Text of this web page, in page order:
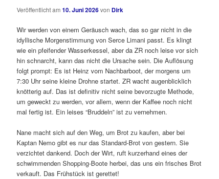
Veröffentlicht am10. Juni 2026von Dirk
Wir werden von einem Geräusch wach, das so gar nicht in die
idyllische Morgenstimmung von Serce Limani passt. Es klingt
wie ein pfeifender Wasserkessel, aber da ZR noch leise vor sich
hin schnarcht, kann das nicht die Ursache sein. Die Auflösung
folgt prompt: Es ist Heinz vom Nachbarboot, der morgens um
7:30 Uhr seine kleine Drohne startet. ZR wacht augenblicklich
knötterig auf. Das ist definitiv nicht seine bevorzugte Methode,
um geweckt zu werden, vor allem, wenn der Kaffee noch nicht
mal fertig ist. Ein leises “Bruddeln” ist zu vernehmen.
Nane macht sich auf den Weg, um Brot zu kaufen, aber bei
Kaptan Nemo gibt es nur das Standard-Brot von gestern. Sie
verzichtet dankend. Doch der Wirt, ruft kurzerhand eines der
schwimmenden Shopping-Boote herbei, das uns ein frisches Brot
verkauft. Das Frühstück ist gerettet!